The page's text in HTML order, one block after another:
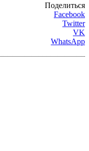
Поделиться
Facebook
Twitter
VK
WhatsApp